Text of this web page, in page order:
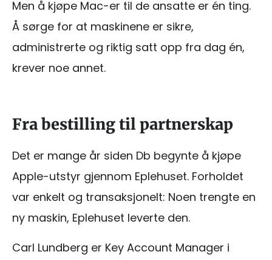
Men å kjøpe Mac-er til de ansatte er én ting.
Å sørge for at maskinene er sikre,
administrerte og riktig satt opp fra dag én,
krever noe annet.
Fra bestilling til partnerskap
Det er mange år siden Db begynte å kjøpe
Apple-utstyr gjennom Eplehuset. Forholdet
var enkelt og transaksjonelt: Noen trengte en
ny maskin, Eplehuset leverte den.
Carl Lundberg er Key Account Manager i